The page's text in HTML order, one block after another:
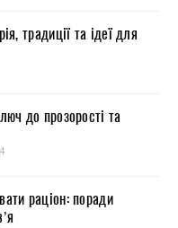
традиції та ідеї для
до прозорості та
раціон: поради